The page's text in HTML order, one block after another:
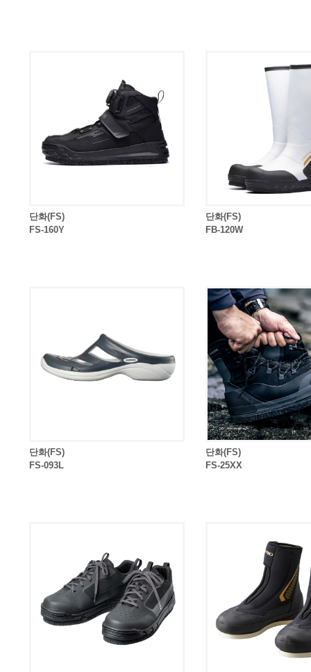
단화(FS)
FS-160Y
단화(FS)
FB-120W
단화(FS)
FS-093L
단화(FS)
FS-25XX